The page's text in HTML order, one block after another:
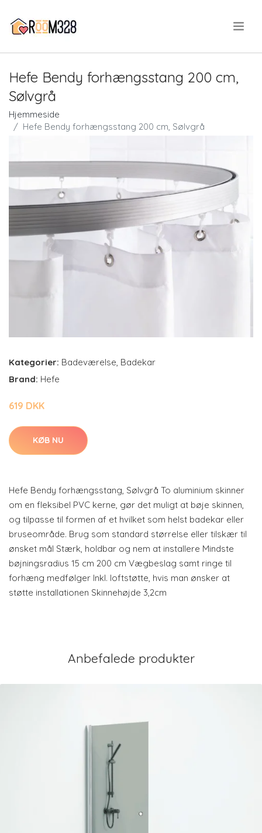
Hefe Bendy forhængsstang 200 cm,
Sølvgrå
Hjemmeside
Hefe Bendy forhængsstang 200 cm, Sølvgrå
Kategorier: Badeværelse Badekar
Brand: Hefe
619 DKK
KØB NU
Hefe Bendy forhængsstang, Sølvgrå To aluminium skinner
om en fleksibel PVC kerne, gør det muligt at bøje skinnen,
og tilpasse til formen af et hvilket som helst badekar eller
bruseområde. Brug som standard størrelse eller tilskær til
ønsket mål Stærk, holdbar og nem at installere Mindste
bøjningsradius 15 cm 200 cm Vægbeslag samt ringe til
forhæng medfølger Inkl. loftstøtte, hvis man ønsker at
støtte installationen Skinnehøjde 3,2cm
Anbefalede produkter